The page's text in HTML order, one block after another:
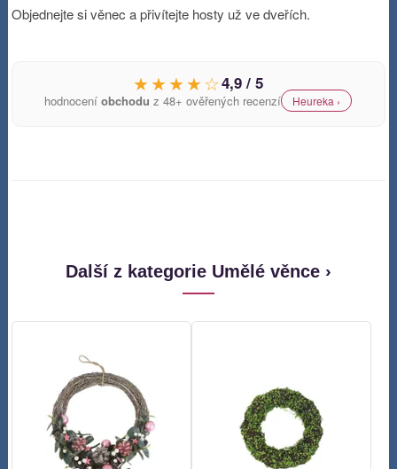
Objednejte si věnec a přivítejte hosty už ve dveřích.
★★★★☆4,9 / 5
hodnoceníobchodu z 48+ ověřených recenzí Heureka ›
Další z kategorie Umělé věnce ›